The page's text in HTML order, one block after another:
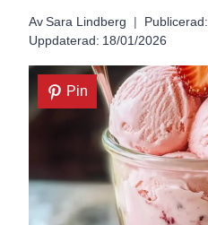
Av Sara Lindberg Publicerad:
Uppdaterad: 18/01/2026
Pin